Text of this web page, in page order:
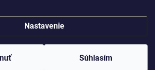
Nastavenie
Súhlasím
SVATS SK ! eshop . Všetky práva vyhradené.